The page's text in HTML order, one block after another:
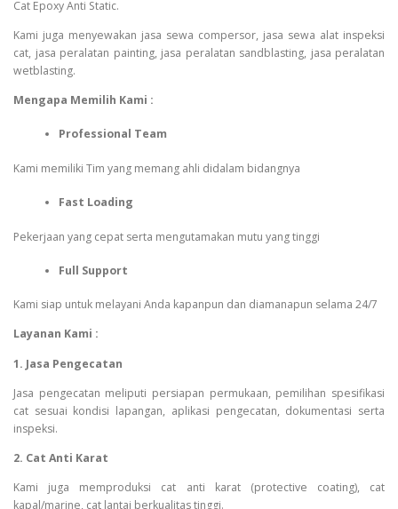
Cat Epoxy Anti Static.
Kami juga menyewakan jasa sewa compersor, jasa sewa alat inspeksi
cat, jasa peralatan painting, jasa peralatan sandblasting, jasa peralatan
wetblasting.
Mengapa Memilih Kami :
Professional Team
Kami memiliki Tim yang memang ahli didalam bidangnya
Fast Loading
Pekerjaan yang cepat serta mengutamakan mutu yang tinggi
Full Support
Kami siap untuk melayani Anda kapanpun dan diamanapun selama 24/7
Layanan Kami :
1. Jasa Pengecatan
Jasa pengecatan meliputi persiapan permukaan, pemilihan spesifikasi
cat sesuai kondisi lapangan, aplikasi pengecatan, dokumentasi serta
inspeksi.
2. Cat Anti Karat
Kami juga memproduksi cat anti karat (protective coating), cat
kapal/marine, cat lantai berkualitas tinggi.